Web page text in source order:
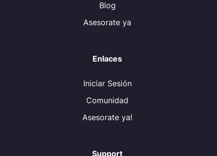
Blog
Asesorate ya
Enlaces
Iniciar Sesión
Comunidad
Asesorate ya!
Support